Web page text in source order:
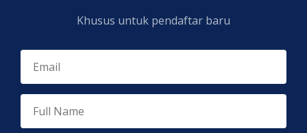
Khusus untuk pendaftar baru